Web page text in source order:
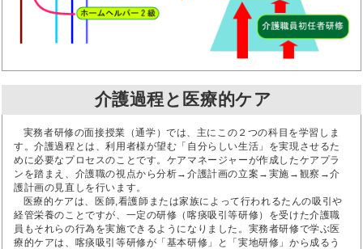
介護過程と医療的ケア
実務者研修の面接授業（通学）では、主にこの２つの科目を学習しま
す。介護過程とは、利用者様が望む「自分らしい生活」を実現させるた
めに必要なプロセスのことです。ケアマネージャーが作成したケアプラ
ンを踏まえ、介護職の視点から分析→介護計画の立案→実施→観察→介
護計画の見直しを行います。
医療的ケアは、医師,看護師または家族によって行われるたんの吸引や
経管栄養のことですが、一定の研修（喀痰吸引等研修）を受けた介護職
員もそれらの行為を実施できるようになりました。実務者研修で学ぶ医
療的ケアは、喀痰吸引等研修が「基本研修」と「実地研修」から成るう